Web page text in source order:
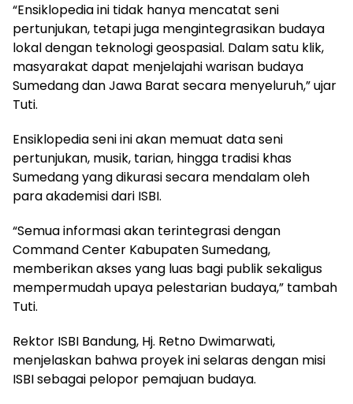
“Ensiklopedia ini tidak hanya mencatat seni
pertunjukan, tetapi juga mengintegrasikan budaya
lokal dengan teknologi geospasial. Dalam satu klik,
masyarakat dapat menjelajahi warisan budaya
Sumedang dan Jawa Barat secara menyeluruh,” ujar
Tuti.
Ensiklopedia seni ini akan memuat data seni
pertunjukan, musik, tarian, hingga tradisi khas
Sumedang yang dikurasi secara mendalam oleh
para akademisi dari ISBI.
“Semua informasi akan terintegrasi dengan
Command Center Kabupaten Sumedang,
memberikan akses yang luas bagi publik sekaligus
mempermudah upaya pelestarian budaya,” tambah
Tuti.
Rektor ISBI Bandung, Hj. Retno Dwimarwati,
menjelaskan bahwa proyek ini selaras dengan misi
ISBI sebagai pelopor pemajuan budaya.